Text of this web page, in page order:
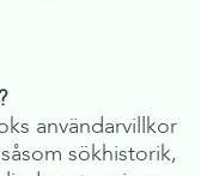
användarvillkor
sökhistorik,